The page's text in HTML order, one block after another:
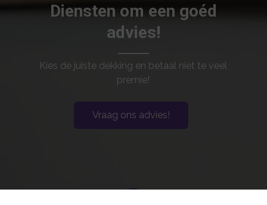
Diensten om een goéd
advies!
Kies de juiste dekking en betaal niet te veel
premie!
Vraag ons advies!